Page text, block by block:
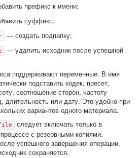
префикс к имени;
суффикс;
— создать подпапку;
— удалить исходник после успешной
поддерживают переменные. В имя
подставить кодек, пресет,
соотношение сторон, частоту
длительность или дату. Это удобно при
вариантов одного материала.
file
следует включать только в
с резервными копиями.
успешного завершения операции.
сохраняется.